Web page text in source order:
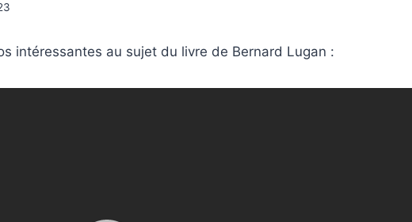
intéressantes au sujet du livre de Bernard Lugan :